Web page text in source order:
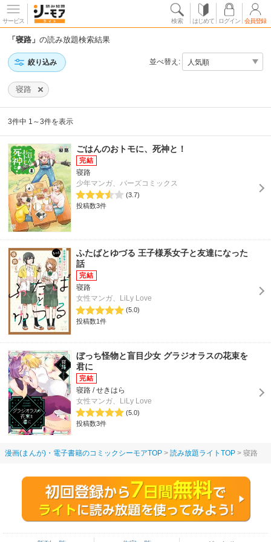
サービス 検索 はじめて ログイン 会員登録
「寝路」の読み放題検索結果
絞り込み 並べ替え:
寝路
3件中 1～3件を表示
ごはんのおトモに、死神と！
寝路
少年マンガ、バーズコミックス
(3.7)
投稿数3件
ふたばとゆづる 王子様系女子と友達になった
話
寝路
女性マンガ、LiLy Love
(5.0)
投稿数1件
ぼっち怪物と盲目少女 グラジオラスの花束を
君に
寝路 / せきはら
女性マンガ、LiLy Love
(5.0)
投稿数3件
漫画(まんが)・電子書籍のコミックシーモアTOP 読み放題ライトTOP 寝路